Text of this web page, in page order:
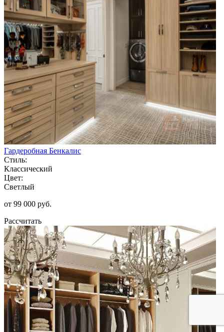
Гардеробная Бенкалис
Стиль:
Классический
Цвет:
Светлый
от 99 000 руб.
Рассчитать